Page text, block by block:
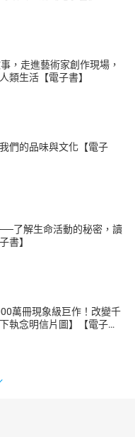
，走進藝術家創作現場，
類生活【電子書】
們的品味與文化【電子
了解生命活動的秘密，讀
書】
萬冊現象級巨作！改變千
執念明信片圖】【電子